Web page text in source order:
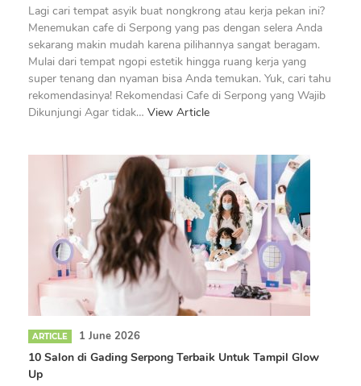
Lagi cari tempat asyik buat nongkrong atau kerja pekan ini?
Menemukan cafe di Serpong yang pas dengan selera Anda
sekarang makin mudah karena pilihannya sangat beragam.
Mulai dari tempat ngopi estetik hingga ruang kerja yang
super tenang dan nyaman bisa Anda temukan. Yuk, cari tahu
rekomendasinya! Rekomendasi Cafe di Serpong yang Wajib
Dikunjungi Agar tidak… View Article
ARTICLE 1 June 2026
10 Salon di Gading Serpong Terbaik Untuk Tampil Glow
Up